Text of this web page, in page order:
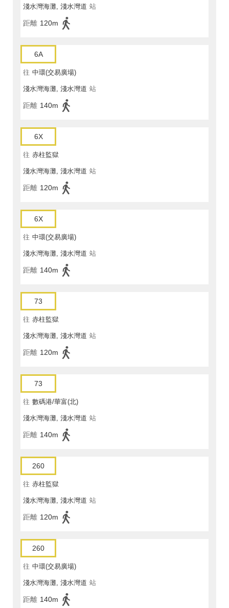
淺水灣海灘, 淺水灣道 站
距離 120m
6A
往 中環(交易廣場)
淺水灣海灘, 淺水灣道 站
距離 140m
6X
往 赤柱監獄
淺水灣海灘, 淺水灣道 站
距離 120m
6X
往 中環(交易廣場)
淺水灣海灘, 淺水灣道 站
距離 140m
73
往 赤柱監獄
淺水灣海灘, 淺水灣道 站
距離 120m
73
往 數碼港/華富(北)
淺水灣海灘, 淺水灣道 站
距離 140m
260
往 赤柱監獄
淺水灣海灘, 淺水灣道 站
距離 120m
260
往 中環(交易廣場)
淺水灣海灘, 淺水灣道 站
距離 140m